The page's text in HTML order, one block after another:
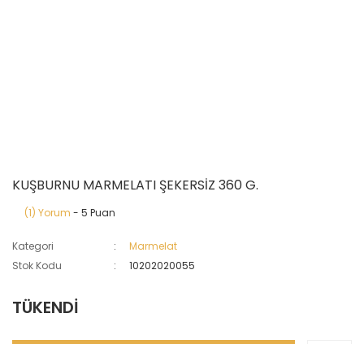
KUŞBURNU MARMELATI ŞEKERSİZ 360 G.
(1) Yorum - 5 Puan
Kategori
Marmelat
Stok Kodu
10202020055
TÜKENDİ